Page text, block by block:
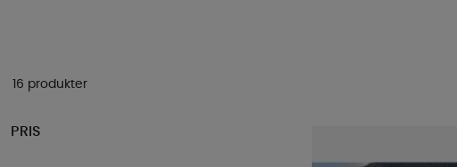
16 produkter
PRIS